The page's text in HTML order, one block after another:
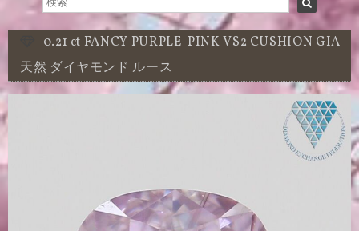
0.21 ct FANCY PURPLE-PINK VS2 CUSHION GIA
天然 ダイヤモンド ルース